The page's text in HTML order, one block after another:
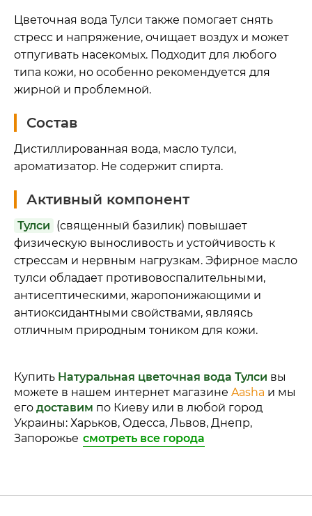
Цветочная вода Тулси также помогает снять
стресс и напряжение, очищает воздух и может
отпугивать насекомых. Подходит для любого
типа кожи, но особенно рекомендуется для
жирной и проблемной.
Состав
Дистиллированная вода, масло тулси,
ароматизатор. Не содержит спирта.
Активный компонент
Тулси (священный базилик) повышает
физическую выносливость и устойчивость к
стрессам и нервным нагрузкам. Эфирное масло
тулси обладает противовоспалительными,
антисептическими, жаропонижающими и
антиоксидантными свойствами, являясь
отличным природным тоником для кожи.
Купить Натуральная цветочная вода Тулси вы
можете в нашем интернет магазине Aasha и мы
его доставим по Киеву или в любой город
Украины: Харьков, Одесса, Львов, Днепр,
Запорожье смотреть все города